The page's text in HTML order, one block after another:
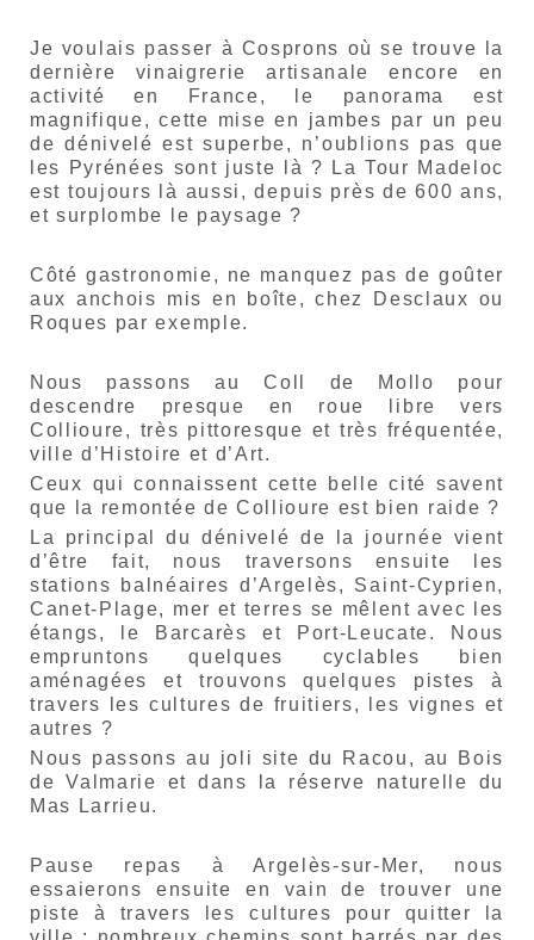
Je voulais passer à Cosprons où se trouve la
dernière vinaigrerie artisanale encore en
activité en France, le panorama est
magnifique, cette mise en jambes par un peu
de dénivelé est superbe, n’oublions pas que
les Pyrénées sont juste là ? La Tour Madeloc
est toujours là aussi, depuis près de 600 ans,
et surplombe le paysage ?
Côté gastronomie, ne manquez pas de goûter
aux anchois mis en boîte, chez Desclaux ou
Roques par exemple.
Nous passons au Coll de Mollo pour
descendre presque en roue libre vers
Collioure, très pittoresque et très fréquentée,
ville d’Histoire et d’Art.
Ceux qui connaissent cette belle cité savent
que la remontée de Collioure est bien raide ?
La principal du dénivelé de la journée vient
d’être fait, nous traversons ensuite les
stations balnéaires d’Argelès, Saint-Cyprien,
Canet-Plage, mer et terres se mêlent avec les
étangs, le Barcarès et Port-Leucate. Nous
empruntons quelques cyclables bien
aménagées et trouvons quelques pistes à
travers les cultures de fruitiers, les vignes et
autres ?
Nous passons au joli site du Racou, au Bois
de Valmarie et dans la réserve naturelle du
Mas Larrieu.
Pause repas à Argelès-sur-Mer, nous
essaierons ensuite en vain de trouver une
piste à travers les cultures pour quitter la